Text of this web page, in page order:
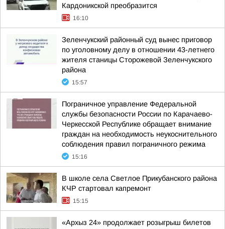
Кардоникской преобразится
16:10
Зеленчукский районный суд вынес приговор
по уголовному делу в отношении 43-летнего
жителя станицы Сторожевой Зеленчукского
района
15:57
Пограничное управление Федеральной
службы безопасности России по Карачаево-
Черкесской Республике обращает внимание
граждан на необходимость неукоснительного
соблюдения правил пограничного режима
15:16
В школе села Светлое Прикубанского района
КЧР стартовал капремонт
15:15
«Архыз 24» продолжает розыгрыш билетов